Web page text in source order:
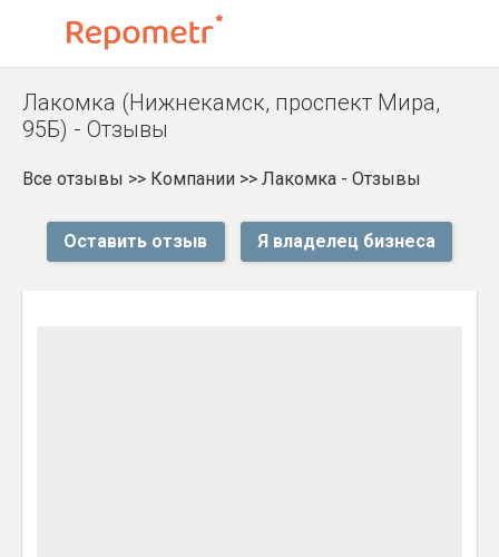
Лакомка (Нижнекамск, проспект Мира,
95Б) - Отзывы
Все отзывы >> Компании >> Лакомка - Отзывы
Оставить отзыв Я владелец бизнеса